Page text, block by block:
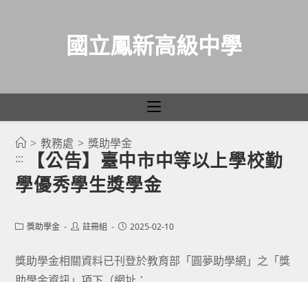
國立鳳新高級中學
> 教務處 > 獎助學金
:::
【公告】臺中市中等以上學校勤
學優秀學生獎學金
Post獎助學金
Post註冊組
Post2025-02-10
獎助學金相關資料已刊登於教育部「圓夢助學網」之「獎